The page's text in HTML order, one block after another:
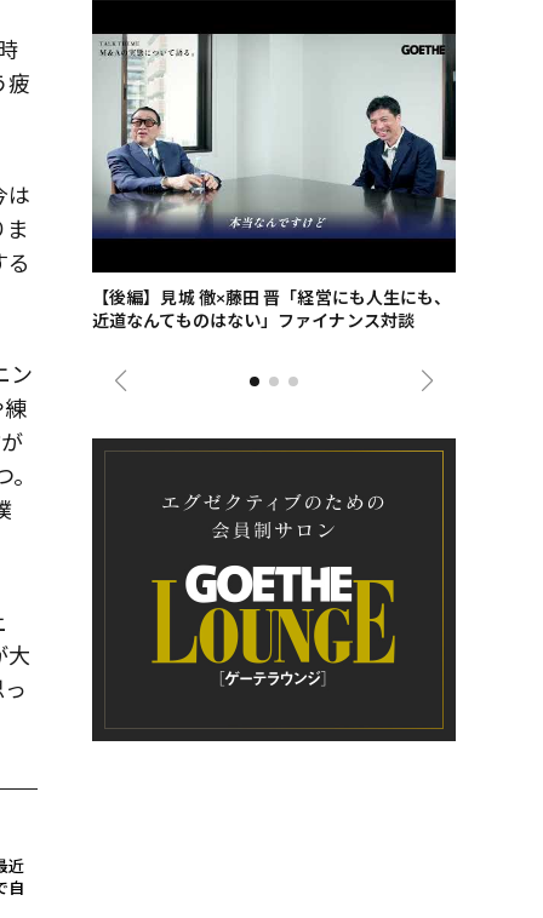
疲
は
る
ン
練
大
近
自
【後編】見城 徹×藤田 晋「経営にも人生にも、
近道なんてものはない」ファイナンス対談